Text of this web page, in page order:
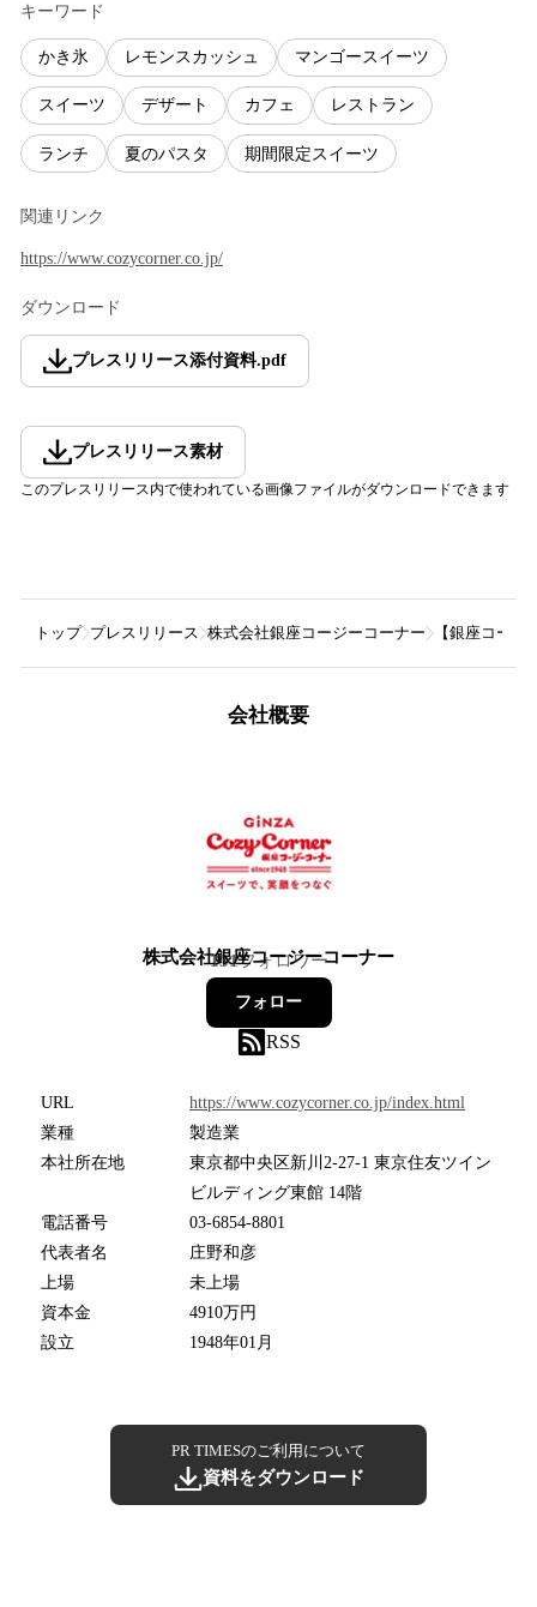
キーワード
かき氷 レモンスカッシュ マンゴースイーツ
スイーツ デザート カフェ レストラン
ランチ 夏のパスタ 期間限定スイーツ
関連リンク
https://www.cozycorner.co.jp/
ダウンロード
プレスリリース添付資料.pdf
プレスリリース素材
このプレスリリース内で使われている画像ファイルがダウンロードできます
トップ プレスリリース 株式会社銀座コージーコーナー 【銀座コー
会社概要
株式会社銀座コージーコーナー
131フォロワー
フォロー
RSS
URL
https://www.cozycorner.co.jp/index.html
業種
製造業
本社所在地
東京都中央区新川2-27-1 東京住友ツイン
ビルディング東館 14階
電話番号
03-6854-8801
代表者名
庄野和彦
上場
未上場
資本金
4910万円
設立
1948年01月
PR TIMESのご利用について
資料をダウンロード